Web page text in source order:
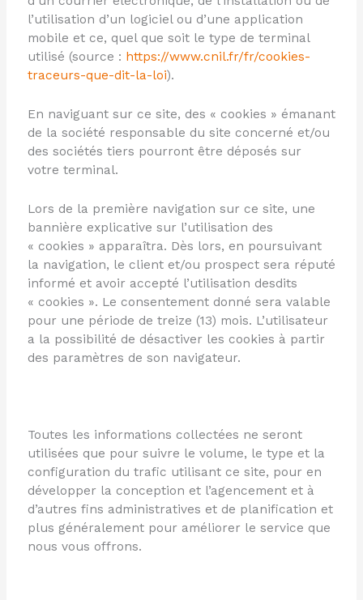
l’utilisation d’un logiciel ou d’une application
mobile et ce, quel que soit le type de terminal
utilisé (source : https://www.cnil.fr/fr/cookies-
traceurs-que-dit-la-loi).
En naviguant sur ce site, des « cookies » émanant
de la société responsable du site concerné et/ou
des sociétés tiers pourront être déposés sur
votre terminal.
Lors de la première navigation sur ce site, une
bannière explicative sur l’utilisation des
« cookies » apparaîtra. Dès lors, en poursuivant
la navigation, le client et/ou prospect sera réputé
informé et avoir accepté l’utilisation desdits
« cookies ». Le consentement donné sera valable
pour une période de treize (13) mois. L’utilisateur
a la possibilité de désactiver les cookies à partir
des paramètres de son navigateur.
Toutes les informations collectées ne seront
utilisées que pour suivre le volume, le type et la
configuration du trafic utilisant ce site, pour en
développer la conception et l’agencement et à
d’autres fins administratives et de planification et
plus généralement pour améliorer le service que
nous vous offrons.